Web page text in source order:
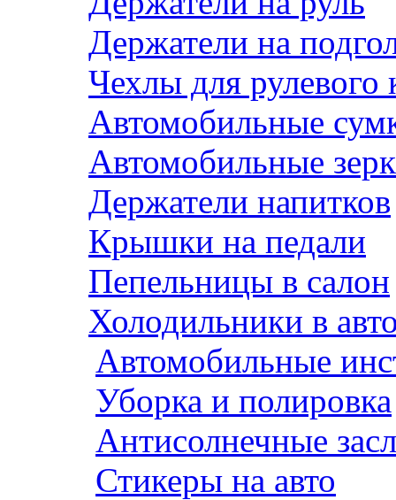
Держатели на
Чехлы для рулевого
Автомобильные
Автомобильные
Держатели напитков
Крышки на педали
Пепельницы в салон
Холодильники в
Автомобильные
Уборка и полировка
Антисолнечные
Стикеры на авто